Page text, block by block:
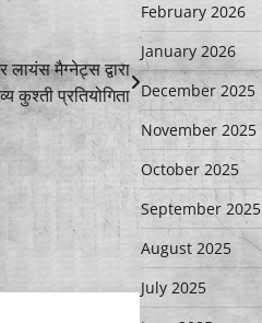
मैग्नेट्स द्वारा
कुश्ती प्रतियोगिता
February 2026
January 2026
December 2025
November 2025
October 2025
September 2025
August 2025
July 2025